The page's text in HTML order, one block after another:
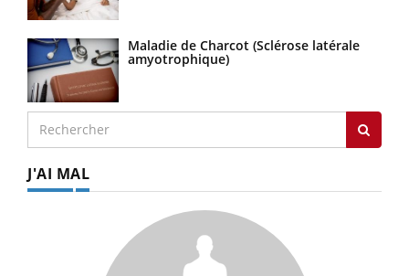
Maladie de Charcot (Sclérose latérale
amyotrophique)
J'AI MAL